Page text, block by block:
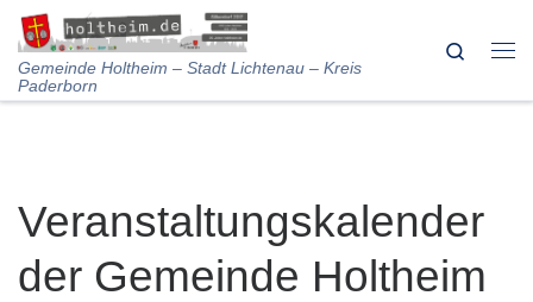
Skip to content
Gemeinde Holtheim – Stadt Lichtenau – Kreis
Paderborn
Search
Veranstaltungskalender
der Gemeinde Holtheim